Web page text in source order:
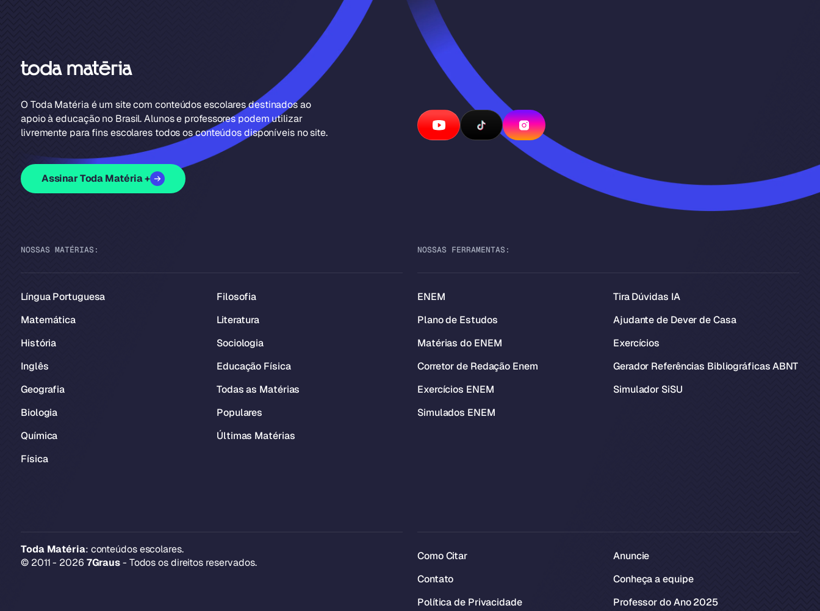
O Toda Matéria é um site com conteúdos escolares destinados ao
apoio à educação no Brasil. Alunos e professores podem utilizar
livremente para fins escolares todos os conteúdos disponíveis no site.
Assinar Toda Matéria +
NOSSAS MATÉRIAS:
Língua Portuguesa
Matemática
História
Inglês
Geografia
Biologia
Química
Física
Filosofia
Literatura
Sociologia
Educação Física
Todas as Matérias
Populares
Últimas Matérias
NOSSAS FERRAMENTAS:
ENEM
Plano de Estudos
Matérias do ENEM
Corretor de Redação Enem
Exercícios ENEM
Simulados ENEM
Tira Dúvidas IA
Ajudante de Dever de Casa
Exercícios
Gerador Referências Bibliográficas ABNT
Simulador SiSU
Toda Matéria: conteúdos escolares.
© 2011 - 2026 7Graus- Todos os direitos reservados.
Como Citar
Contato
Política de Privacidade
Anuncie
Conheça a equipe
Professor do Ano 2025